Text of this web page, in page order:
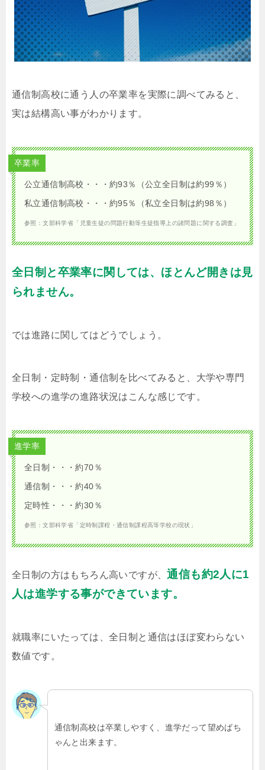
通信制高校に通う人の卒業率を実際に調べてみると、
実は結構高い事がわかります。
卒業率
公立通信制高校・・・約93％（公立全日制は約99％）
私立通信制高校・・・約95％（私立全日制は約98％）
参照：文部科学省「児童生徒の問題行動等生徒指導上の諸問題に関する調査」
全日制と卒業率に関しては、ほとんど開きは見
られません。
では進路に関してはどうでしょう。
全日制・定時制・通信制を比べてみると、大学や専門
学校への進学の進路状況はこんな感じです。
進学率
全日制・・・約70％
通信制・・・約40％
定時性・・・約30％
参照：文部科学省「定時制課程・通信制課程高等学校の現状」
全日制の方はもちろん高いですが、通信も約2人に1
人は進学する事ができています。
就職率にいたっては、全日制と通信はほぼ変わらない
数値です。
通信制高校は卒業しやすく、進学だって望めばち
ゃんと出来ます。